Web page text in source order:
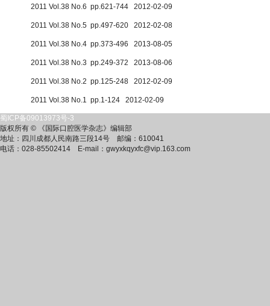
2011 Vol.38 No.6 pp.621-744 2012-02-09
2011 Vol.38 No.5 pp.497-620 2012-02-08
2011 Vol.38 No.4 pp.373-496 2013-08-05
2011 Vol.38 No.3 pp.249-372 2013-08-06
2011 Vol.38 No.2 pp.125-248 2012-02-09
2011 Vol.38 No.1 pp.1-124 2012-02-09
蜀ICP备09013973号-3
版权所有 © 《国际口腔医学杂志》编辑部
地址：四川成都人民南路三段14号 邮编：610041
电话：028-85502414
E-mail：gwyxkqyxfc@vip.163.com